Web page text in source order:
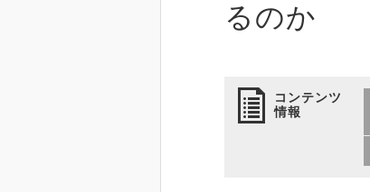
るのか
コンテンツ
情報